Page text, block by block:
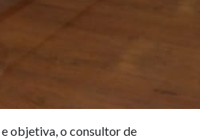
objetiva, o consultor de